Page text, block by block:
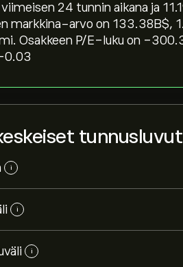
24 tunnin aikana ja
markkina-arvo on 133.38B‎$‎,
Osakkeen P/E-luku on -
0.03
tunnusluvut
i
i
i